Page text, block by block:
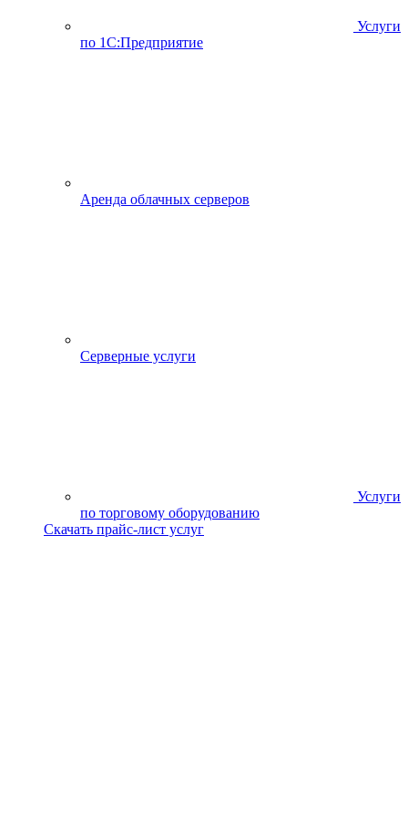
Услуги
по 1С:Предприятие
Аренда облачных серверов
Серверные услуги
Услуги
по торговому оборудованию
Скачать прайс-лист услуг